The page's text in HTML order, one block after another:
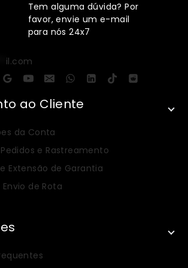
Tem alguma dúvida? Por
favor, envie um e-mail
para nós 24x7
il.com
ao Cliente
da Conta
e Rastreamento
Extensão de Garantia
de Rota